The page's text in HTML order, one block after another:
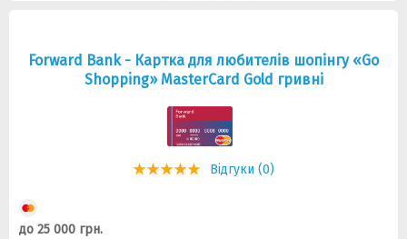
Forward Bank - Картка для любителів шопінгу «Go
Shopping» MasterCard Gold гривні
Відгуки (0)
до 25 000 грн.